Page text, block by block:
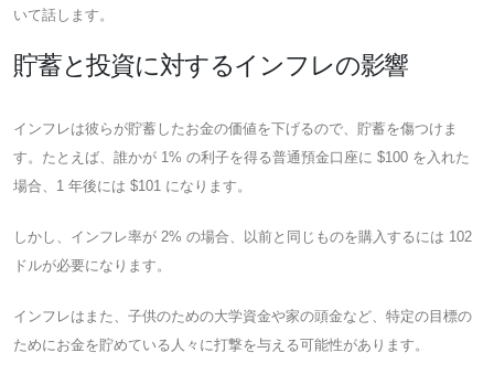
いて話します。
貯蓄と投資に対するインフレの影響
インフレは彼らが貯蓄したお金の価値を下げるので、貯蓄を傷つけま
す。たとえば、誰かが 1% の利子を得る普通預金口座に $100 を入れた
場合、1 年後には $101 になります。
しかし、インフレ率が 2% の場合、以前と同じものを購入するには 102
ドルが必要になります。
インフレはまた、子供のための大学資金や家の頭金など、特定の目標の
ためにお金を貯めている人々に打撃を与える可能性があります。